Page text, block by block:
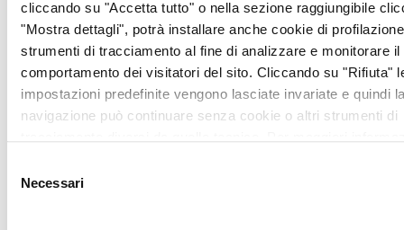
cliccando su "Accetta tutto" o nella sezione raggiungibile
"Mostra dettagli", potrà installare anche cookie di
strumenti di tracciamento al fine di analizzare e monitorare il
comportamento dei visitatori del sito. Cliccando su "Rifiuta"
impostazioni predefinite vengono lasciate invariate e quindi
navigazione può continuare senza cookie o altri strumenti di
delNecessari
di prevenzione oncologica
gratuita che ogni mese
ANT organizza in
Toscana e sapere come
prenotarsi, è possibile
visitare la sezione “visite di